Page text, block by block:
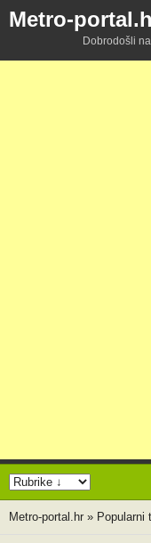
Metro-
Dobrodošli
Metro-portal.hr » Popularni